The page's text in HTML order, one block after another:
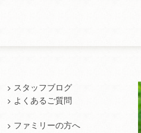
スタッフブログ
よくあるご質問
ファミリーの方へ